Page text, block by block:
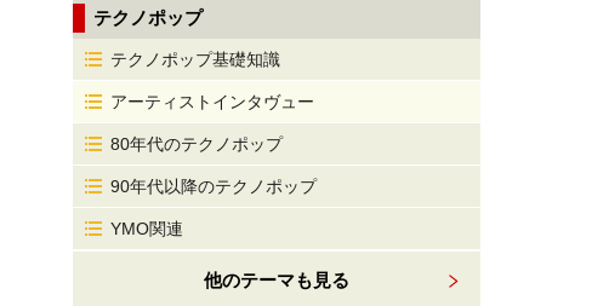
テクノポップ
テクノポップ基礎知識
アーティストインタヴュー
80年代のテクノポップ
90年代以降のテクノポップ
YMO関連
他のテーマも見る